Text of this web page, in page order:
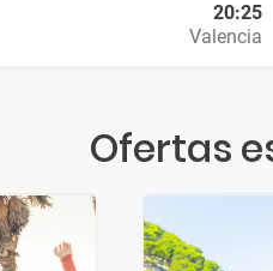
20:25
Valencia
Ofertas